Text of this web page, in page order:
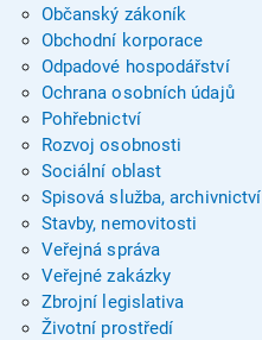
Občanský zákoník
Obchodní korporace
Odpadové hospodářství
Ochrana osobních údajů
Pohřebnictví
Rozvoj osobnosti
Sociální oblast
Spisová služba, archivnictví
Stavby, nemovitosti
Veřejná správa
Veřejné zakázky
Zbrojní legislativa
Životní prostředí